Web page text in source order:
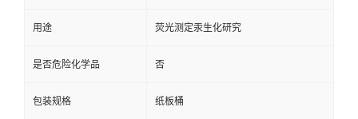
用途 荧光测定汞生化研究
是否危险化学品 否
包装规格 纸板桶